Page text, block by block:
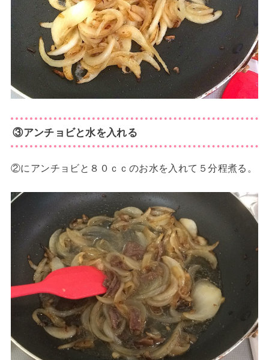
③アンチョビと水を入れる
②にアンチョビと８０ｃｃのお水を入れて５分程煮る。